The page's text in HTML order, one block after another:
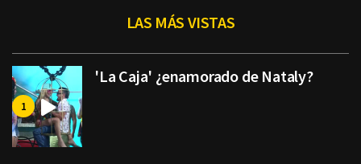
LAS MÁS VISTAS
'La Caja' ¿enamorado de Nataly?